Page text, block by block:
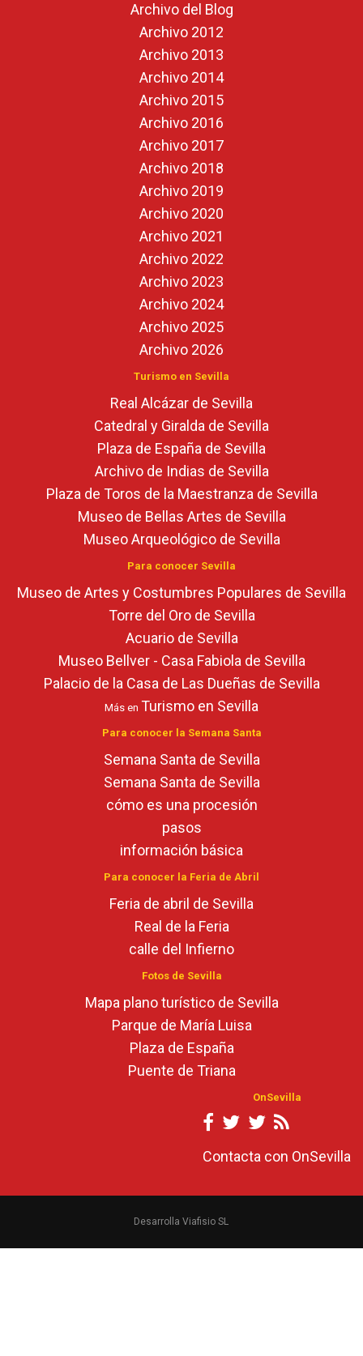
Archivo del Blog
Archivo 2012
Archivo 2013
Archivo 2014
Archivo 2015
Archivo 2016
Archivo 2017
Archivo 2018
Archivo 2019
Archivo 2020
Archivo 2021
Archivo 2022
Archivo 2023
Archivo 2024
Archivo 2025
Archivo 2026
Turismo en Sevilla
Real Alcázar de Sevilla
Catedral y Giralda de Sevilla
Plaza de España de Sevilla
Archivo de Indias de Sevilla
Plaza de Toros de la Maestranza de Sevilla
Museo de Bellas Artes de Sevilla
Museo Arqueológico de Sevilla
Para conocer Sevilla
Museo de Artes y Costumbres Populares de Sevilla
Torre del Oro de Sevilla
Acuario de Sevilla
Museo Bellver - Casa Fabiola de Sevilla
Palacio de la Casa de Las Dueñas de Sevilla
Más en Turismo en Sevilla
Para conocer la Semana Santa
Semana Santa de Sevilla
Semana Santa de Sevilla
cómo es una procesión
pasos
información básica
Para conocer la Feria de Abril
Feria de abril de Sevilla
Real de la Feria
calle del Infierno
Fotos de Sevilla
Mapa plano turístico de Sevilla
Parque de María Luisa
Plaza de España
Puente de Triana
OnSevilla
Contacta con OnSevilla
Desarrolla Viafisio SL